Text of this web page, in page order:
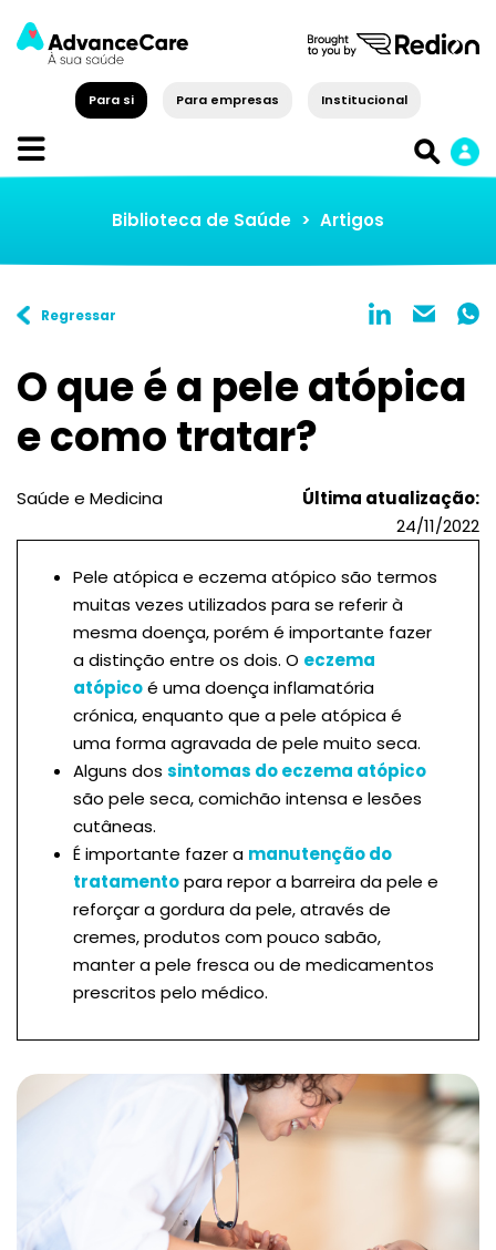
Para si Para empresas Institucional
Biblioteca de Saúde > Artigos
Regressar
O que é a pele atópica
e como tratar?
Saúde e Medicina
Última atualização:
24/11/2022
Pele atópica e eczema atópico são termos
muitas vezes utilizados para se referir à
mesma doença, porém é importante fazer
a distinção entre os dois. O eczema
atópicoé uma doença inflamatória
crónica, enquanto que a pele atópica é
uma forma agravada de pele muito seca.
Alguns dos sintomas do eczema atópico
são pele seca, comichão intensa e lesões
cutâneas.
É importante fazer a manutenção do
tratamentopara repor a barreira da pele e
reforçar a gordura da pele, através de
cremes, produtos com pouco sabão,
manter a pele fresca ou de medicamentos
prescritos pelo médico.